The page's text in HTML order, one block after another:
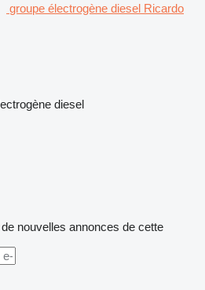
groupe électrogène diesel Ricardo
diesel
nouvelles annonces de cette